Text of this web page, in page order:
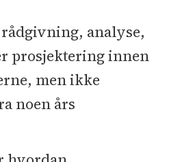
analyse,
prosjektering innen
men ikke
noen års